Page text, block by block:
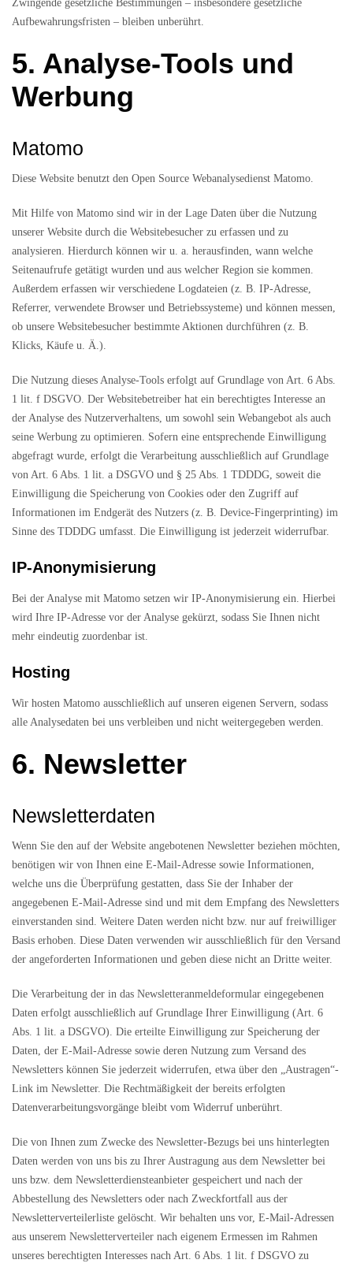
Zwingende gesetzliche Bestimmungen – insbesondere gesetzliche
Aufbewahrungsfristen – bleiben unberührt.
5. Analyse-Tools und
Werbung
Matomo
Diese Website benutzt den Open Source Webanalysedienst Matomo.
Mit Hilfe von Matomo sind wir in der Lage Daten über die Nutzung
unserer Website durch die Websitebesucher zu erfassen und zu
analysieren. Hierdurch können wir u. a. herausfinden, wann welche
Seitenaufrufe getätigt wurden und aus welcher Region sie kommen.
Außerdem erfassen wir verschiedene Logdateien (z. B. IP-Adresse,
Referrer, verwendete Browser und Betriebssysteme) und können messen,
ob unsere Websitebesucher bestimmte Aktionen durchführen (z. B.
Klicks, Käufe u. Ä.).
Die Nutzung dieses Analyse-Tools erfolgt auf Grundlage von Art. 6 Abs.
1 lit. f DSGVO. Der Websitebetreiber hat ein berechtigtes Interesse an
der Analyse des Nutzerverhaltens, um sowohl sein Webangebot als auch
seine Werbung zu optimieren. Sofern eine entsprechende Einwilligung
abgefragt wurde, erfolgt die Verarbeitung ausschließlich auf Grundlage
von Art. 6 Abs. 1 lit. a DSGVO und § 25 Abs. 1 TDDDG, soweit die
Einwilligung die Speicherung von Cookies oder den Zugriff auf
Informationen im Endgerät des Nutzers (z. B. Device-Fingerprinting) im
Sinne des TDDDG umfasst. Die Einwilligung ist jederzeit widerrufbar.
IP-Anonymisierung
Bei der Analyse mit Matomo setzen wir IP-Anonymisierung ein. Hierbei
wird Ihre IP-Adresse vor der Analyse gekürzt, sodass Sie Ihnen nicht
mehr eindeutig zuordenbar ist.
Hosting
Wir hosten Matomo ausschließlich auf unseren eigenen Servern, sodass
alle Analysedaten bei uns verbleiben und nicht weitergegeben werden.
6. Newsletter
Newsletter­daten
Wenn Sie den auf der Website angebotenen Newsletter beziehen möchten,
benötigen wir von Ihnen eine E-Mail-Adresse sowie Informationen,
welche uns die Überprüfung gestatten, dass Sie der Inhaber der
angegebenen E-Mail-Adresse sind und mit dem Empfang des Newsletters
einverstanden sind. Weitere Daten werden nicht bzw. nur auf freiwilliger
Basis erhoben. Diese Daten verwenden wir ausschließlich für den Versand
der angeforderten Informationen und geben diese nicht an Dritte weiter.
Die Verarbeitung der in das Newsletteranmeldeformular eingegebenen
Daten erfolgt ausschließlich auf Grundlage Ihrer Einwilligung (Art. 6
Abs. 1 lit. a DSGVO). Die erteilte Einwilligung zur Speicherung der
Daten, der E-Mail-Adresse sowie deren Nutzung zum Versand des
Newsletters können Sie jederzeit widerrufen, etwa über den „Austragen“-
Link im Newsletter. Die Rechtmäßigkeit der bereits erfolgten
Datenverarbeitungsvorgänge bleibt vom Widerruf unberührt.
Die von Ihnen zum Zwecke des Newsletter-Bezugs bei uns hinterlegten
Daten werden von uns bis zu Ihrer Austragung aus dem Newsletter bei
uns bzw. dem Newsletterdiensteanbieter gespeichert und nach der
Abbestellung des Newsletters oder nach Zweckfortfall aus der
Newsletterverteilerliste gelöscht. Wir behalten uns vor, E-Mail-Adressen
aus unserem Newsletterverteiler nach eigenem Ermessen im Rahmen
unseres berechtigten Interesses nach Art. 6 Abs. 1 lit. f DSGVO zu